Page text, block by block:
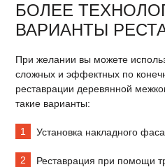
БОЛЕЕ
ВАРИАНТЫ
При желании вы можете
сложных и эффектных по
реставрации деревянной
такие варианты:
Установка накладного
Реставрация при помощи